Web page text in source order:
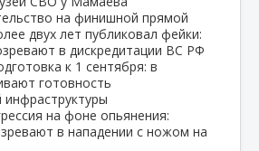
на финишной прямой
двух лет публиковал фейки:
в дискредитации ВС РФ
к 1 сентября: в
готовность
на фоне опьянения:
в нападении с ножом на